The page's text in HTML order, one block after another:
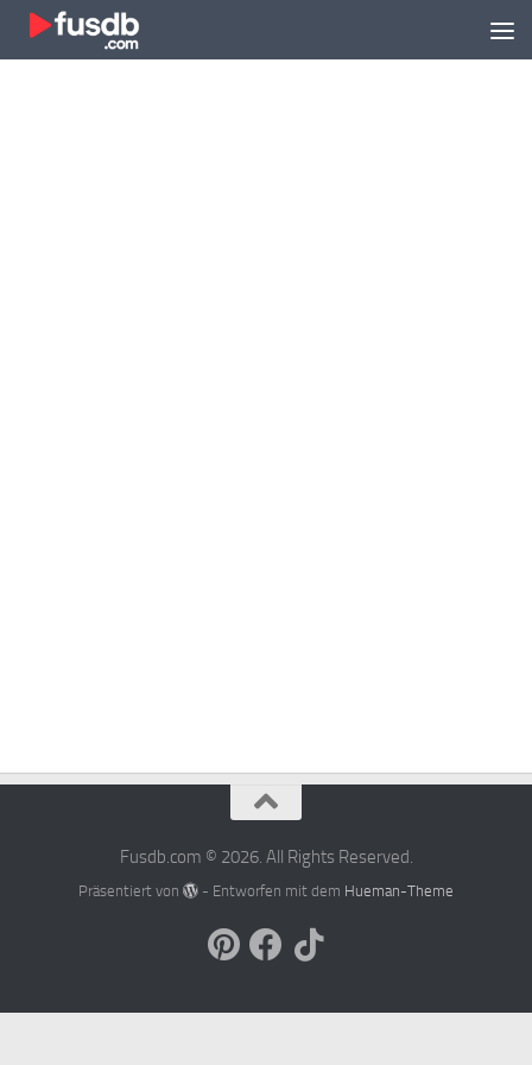
Zum Inhalt springen
Fusdb.com © 2026. All Rights Reserved.
Präsentiert von - Entworfen mit dem Hueman-Theme